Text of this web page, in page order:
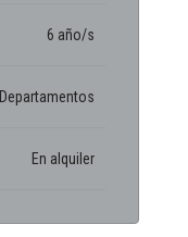
6 año/s
Departamentos
En alquiler